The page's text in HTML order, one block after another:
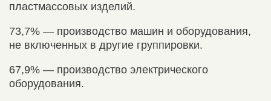
пластмассовых изделий.
73,7% — производство машин и обору­дования,
не включенных в другие группировки.
67,9% — производство электрического
оборудования.